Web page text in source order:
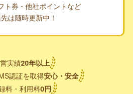
ト券・他社ポイントなど
は随時更新中！
実績20年以上
認証を取得安心・安全
料・利用料0円